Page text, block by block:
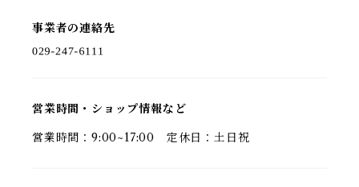
事業者の連絡先
営業時間・ショップ情報など
営業時間：9:00~17:00 定休日：土日祝